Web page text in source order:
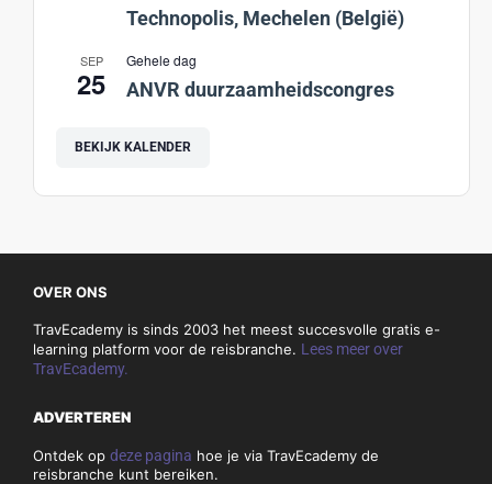
Technopolis, Mechelen (België)
SEP
25
Gehele dag
ANVR duurzaamheidscongres
BEKIJK KALENDER
OVER ONS
TravEcademy is sinds 2003 het meest succesvolle gratis e-
learning platform voor de reisbranche. Lees meer over
TravEcademy.
ADVERTEREN
Ontdek op deze pagina hoe je via TravEcademy de
reisbranche kunt bereiken.